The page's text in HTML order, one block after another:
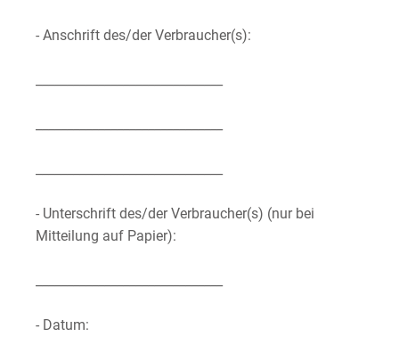
- Anschrift des/der Verbraucher(s):
- Unterschrift des/der Verbraucher(s) (nur bei
Mitteilung auf Papier):
- Datum: